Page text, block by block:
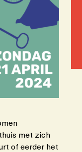
met zich
of eerder het